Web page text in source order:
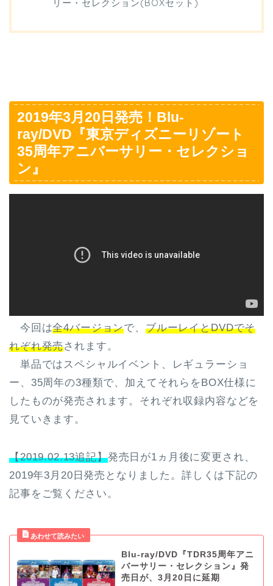
リー・セレクション(BOXセット)
2019年3月20日発売！Blu-
ray/DVD『東京ディズニーリゾート
35周年アニバーサリー・セレクショ
ン』
今回は全4バージョンで、 ブルーレイとDVDでそ
れぞれ発売されます。
単品ではスペシャルイベント、レギュラーショ
ー、35周年の3種類で、加えてそれらをBOX仕様に
したものが発売されます。それぞれ収録内容などを
見ていきます。
【2019.02.13追記】発売日が1ヵ月後に変更され、
2019年3月20日発売となりました。詳しくは下記の
記事をご覧ください。
Blu-ray/DVD『TDR35周年アニ
バーサリー・セレクション』発
売日が、3月20日に延期